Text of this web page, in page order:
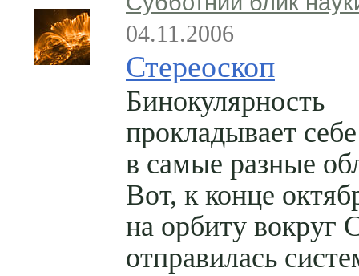
04.11.2006
Стереоскоп
Бинокулярность
прокладывает
в самые разные
Вот, к конце
на орбиту вокруг
отправилась